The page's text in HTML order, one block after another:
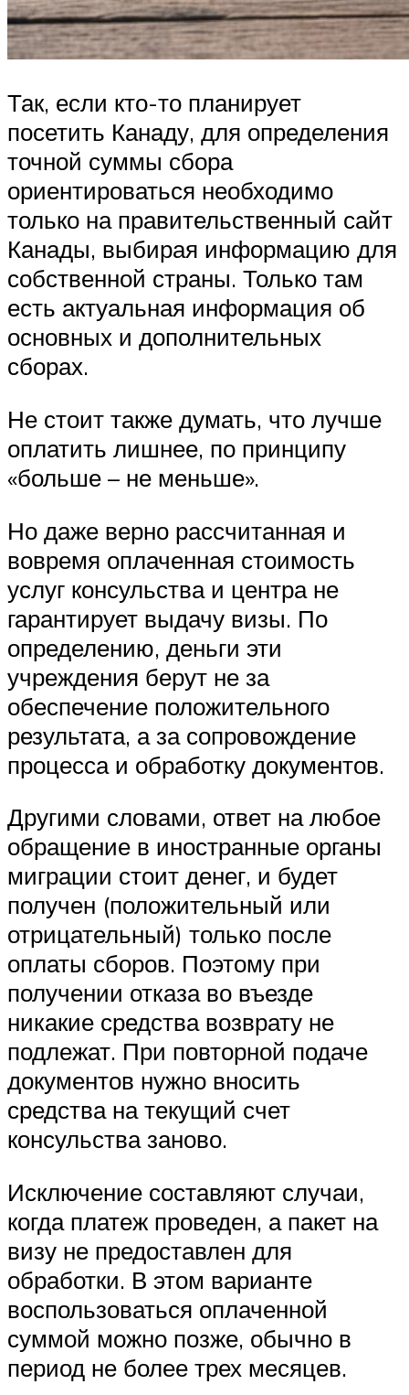
Так, если кто-то планирует
посетить Канаду, для определения
точной суммы сбора
ориентироваться необходимо
только на правительственный сайт
Канады, выбирая информацию для
собственной страны. Только там
есть актуальная информация об
основных и дополнительных
сборах.
Не стоит также думать, что лучше
оплатить лишнее, по принципу
«больше – не меньше».
Но даже верно рассчитанная и
вовремя оплаченная стоимость
услуг консульства и центра не
гарантирует выдачу визы. По
определению, деньги эти
учреждения берут не за
обеспечение положительного
результата, а за сопровождение
процесса и обработку документов.
Другими словами, ответ на любое
обращение в иностранные органы
миграции стоит денег, и будет
получен (положительный или
отрицательный) только после
оплаты сборов. Поэтому при
получении отказа во въезде
никакие средства возврату не
подлежат. При повторной подаче
документов нужно вносить
средства на текущий счет
консульства заново.
Исключение составляют случаи,
когда платеж проведен, а пакет на
визу не предоставлен для
обработки. В этом варианте
воспользоваться оплаченной
суммой можно позже, обычно в
период не более трех месяцев.